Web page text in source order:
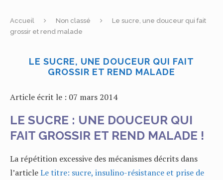
Accueil Non classé
Le sucre, une douceur qui fait
grossir et rend malade
LE SUCRE, UNE DOUCEUR QUI FAIT
GROSSIR ET REND MALADE
Article écrit le : 07 mars 2014
LE SUCRE : UNE DOUCEUR QUI
FAIT GROSSIR ET REND MALADE !
La répétition excessive des mécanismes décrits dans
l’articleLe titre: sucre, insulino-résistance et prise de